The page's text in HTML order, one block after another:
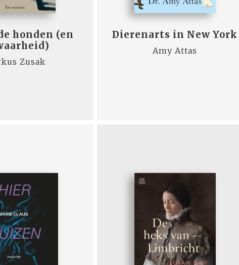
honden (en
Zusak
Dierenarts in New York
Amy Attas